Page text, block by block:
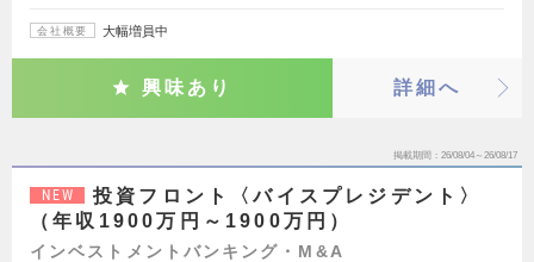
会社概要 大幅増員中
興味あり 詳細へ
掲載期間 26/08/04～26/08/17
NEW
投資フロント〈バイスプレジデント〉
（年収1900万円～1900万円）
インベストメントバンキング・M&A